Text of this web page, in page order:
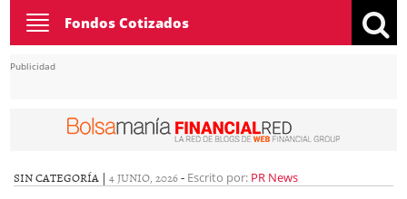
Toggle
navigation
Fondos Cotizados
Publicidad
SIN CATEGORÍA | 4 JUNIO, 2026- Escrito por: PR News